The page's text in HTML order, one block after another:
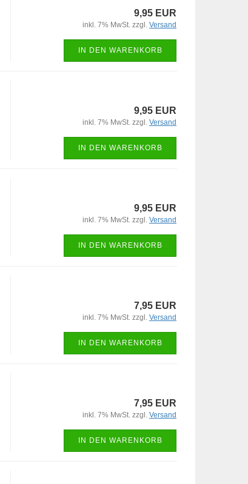
9,95 EUR
inkl. 7% MwSt. zzgl. Versand
IN DEN WARENKORB
9,95 EUR
inkl. 7% MwSt. zzgl. Versand
IN DEN WARENKORB
9,95 EUR
inkl. 7% MwSt. zzgl. Versand
IN DEN WARENKORB
7,95 EUR
inkl. 7% MwSt. zzgl. Versand
IN DEN WARENKORB
7,95 EUR
inkl. 7% MwSt. zzgl. Versand
IN DEN WARENKORB